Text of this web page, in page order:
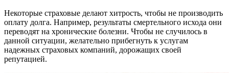
Некоторые страховые делают хитрость, чтобы не производить
оплату долга. Например, результаты смертельного исхода они
переводят на хронические болезни. Чтобы не случилось в
данной ситуации, желательно прибегнуть к услугам
надежных страховых компаний, дорожащих своей
репутацией.